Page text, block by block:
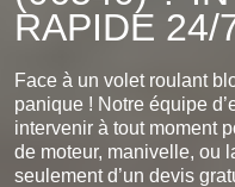
RAPIDE 24/
Face à un volet roulant
panique ! Notre équipe
intervenir à tout moment
de moteur, manivelle, ou
seulement d’un devis